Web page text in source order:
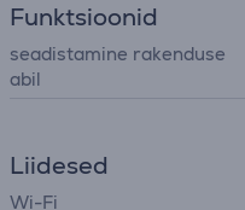
Funktsioonid
seadistamine rakenduse
abil
Liidesed
Wi-Fi